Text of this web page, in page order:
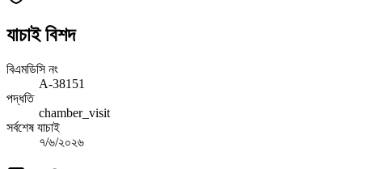
যাচাই বিশদ
বিএমডিসি নং
A-38151
পদ্ধতি
chamber_visit
সর্বশেষ যাচাই
৭/৬/২০২৬